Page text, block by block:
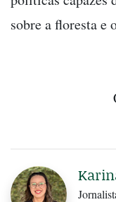
sobre a floresta